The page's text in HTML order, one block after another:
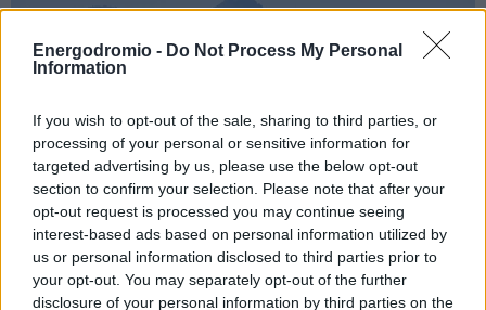
Energodromio - Do Not Process My Personal
Information
If you wish to opt-out of the sale, sharing to third parties, or
processing of your personal or sensitive information for
targeted advertising by us, please use the below opt-out
section to confirm your selection. Please note that after your
opt-out request is processed you may continue seeing
interest-based ads based on personal information utilized by
us or personal information disclosed to third parties prior to
your opt-out. You may separately opt-out of the further
disclosure of your personal information by third parties on the
ΥΠΠΟ: Εντυπωσιακή αναστήλωση του Πύργου